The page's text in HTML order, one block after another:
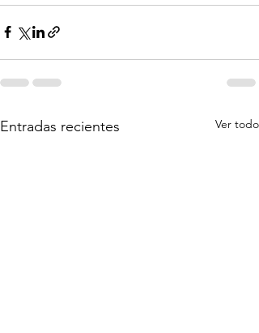
Entradas recientes Ver todo